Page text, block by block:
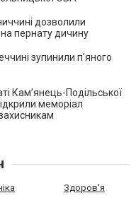
дозволили
пернату дичину
зупинили п'яного
Кам’янець-Подільської
меморіал
Здоров'я